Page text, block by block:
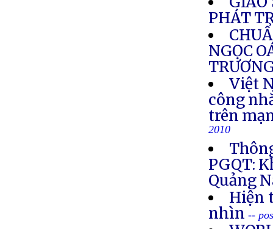
PHÁT
NGỌC
Việt
công
trên
2010
PGQT:
Quảng
Hiện
nhìn --